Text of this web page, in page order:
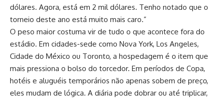
dólares. Agora, está em 2 mil dólares. Tenho notado que o
torneio deste ano está muito mais caro.”
O peso maior costuma vir de tudo o que acontece fora do
estádio. Em cidades-sede como Nova York, Los Angeles,
Cidade do México ou Toronto, a hospedagem é o item que
mais pressiona o bolso do torcedor. Em períodos de Copa,
hotéis e aluguéis temporários não apenas sobem de preço,
eles mudam de lógica. A diária pode dobrar ou até triplicar,